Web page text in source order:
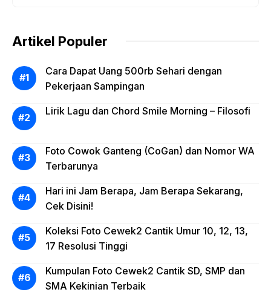
Artikel Populer
Cara Dapat Uang 500rb Sehari dengan
Pekerjaan Sampingan
Lirik Lagu dan Chord Smile Morning – Filosofi
Foto Cowok Ganteng (CoGan) dan Nomor WA
Terbarunya
Hari ini Jam Berapa, Jam Berapa Sekarang,
Cek Disini!
Koleksi Foto Cewek2 Cantik Umur 10, 12, 13,
17 Resolusi Tinggi
Kumpulan Foto Cewek2 Cantik SD, SMP dan
SMA Kekinian Terbaik